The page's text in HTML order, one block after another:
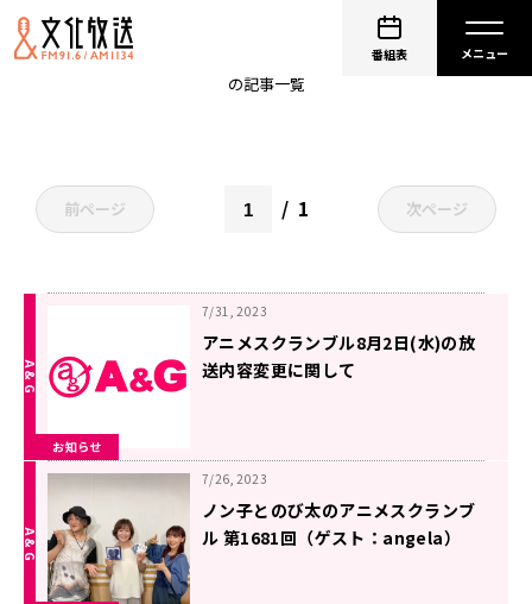
番組表
の記事一覧
前ページ 1 次ページ
お知らせ
7/31, 2023
アニメスクランブル8月2日(水)の放
送内容変更に関して
7/26, 2023
ノン子とのび太のアニメスクランブ
ル 第1681回（ゲスト：angela）